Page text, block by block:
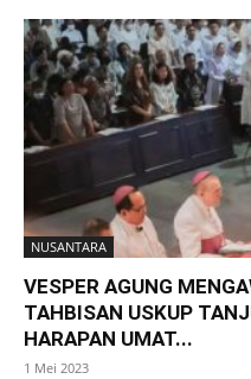
NUSANTARA
VESPER AGUNG
TAHBISAN USKUP
HARAPAN UMAT...
1 Mei 2023